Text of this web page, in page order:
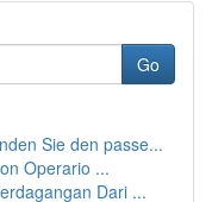
Go
Sie den passe...
Operario ...
Dari ...